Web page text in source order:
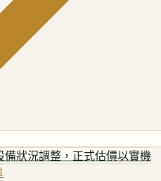
狀況調整，正式估價以實機